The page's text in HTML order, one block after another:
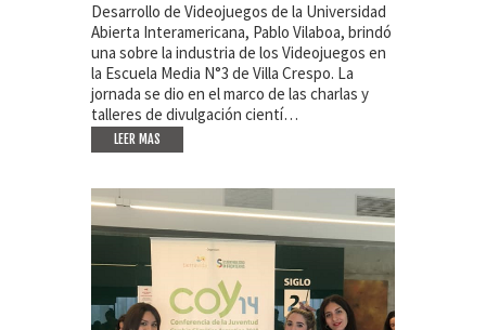
Desarrollo de Videojuegos de la Universidad
Abierta Interamericana, Pablo Vilaboa, brindó
una sobre la industria de los Videojuegos en
la Escuela Media N°3 de Villa Crespo. La
jornada se dio en el marco de las charlas y
talleres de divulgación cientí…
LEER MAS